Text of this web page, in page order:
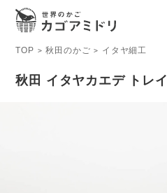
TOP > 秋田のかご > イタヤ細工
秋田 イタヤカエデ トレイ